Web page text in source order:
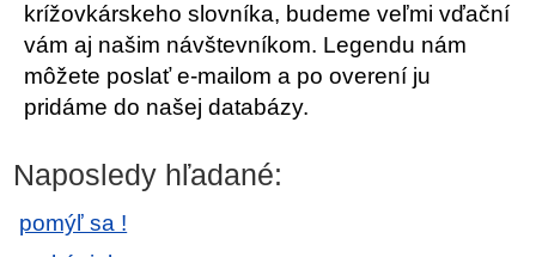
krížovkárskeho slovníka, budeme veľmi vďační
vám aj našim návštevníkom. Legendu nám
môžete poslať e-mailom a po overení ju
pridáme do našej databázy.
Naposledy hľadané:
pomýľ sa !